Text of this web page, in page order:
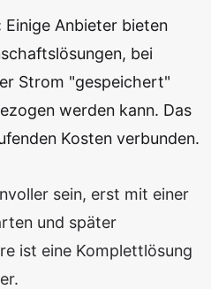
Einige Anbieter bieten
bei
Strom "gespeichert"
werden kann. Das
Kosten verbunden.
sein, erst mit einer
und später
ist eine Komplettlösung